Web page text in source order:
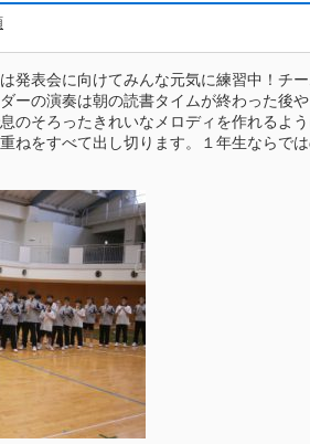
発表会に向けてみんな元気に練習中！チ
ーの演奏は朝の読書タイムが終わった後
のそろったきれいなメロディを作れるよ
ねをすべて出し切ります。１年生ならで